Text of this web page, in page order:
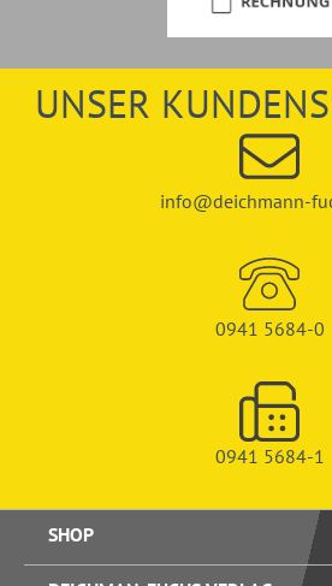
UNSER
info@deichmann-
0941 5684-0
0941 5684-1
SHOP